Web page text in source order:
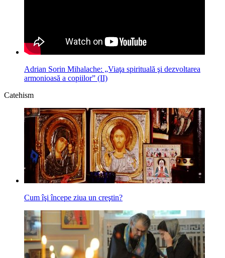
Adrian Sorin Mihalache: „Viaţa spirituală şi dezvoltarea
armonioasă a copiilor” (II)
Catehism
Cum îşi începe ziua un creştin?